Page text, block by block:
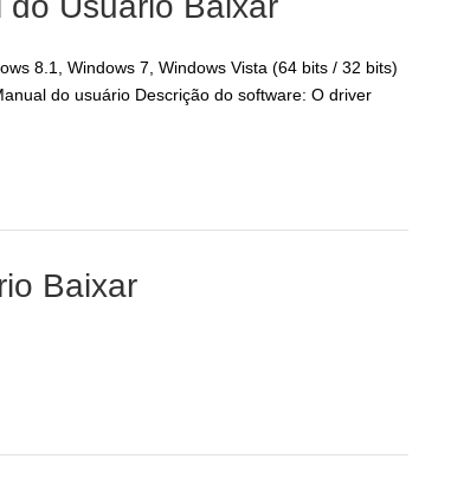
8.1, Windows 7, Windows Vista (64 bits / 32 bits)
do usuário Descrição do software: O driver
Baixar